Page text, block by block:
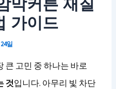
가이드
일
큰 고민 중 하나는 바로
것입니다. 아무리 빛 차단